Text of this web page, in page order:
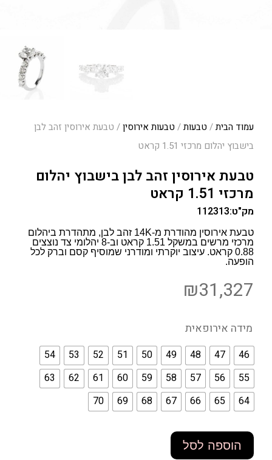
עמוד הבית/ טבעות/ טבעות אירוסין/ טבעת אירוסין זהב לבן
בישבוץ יהלום מרכזי 1.51 קראט
טבעת אירוסין זהב לבן בישבוץ יהלום
מרכזי 1.51 קראט
מק"ט:112313
טבעת אירוסין מהודרת מ-14K זהב לבן, מתהדרת ביהלום
מרכזי מרשים במשקל 1.51 קראט וב-8 יהלומי צד נוצצים
0.88 קראט. עיצוב יוקרתי ומודרני שמוסיף קסם וברק לכל
הופעה.
₪31,327
מידה אירופאית
46
47
48
49
50
51
52
53
54
55
56
57
58
59
60
61
62
63
64
65
66
67
68
69
70
הוספה לסל